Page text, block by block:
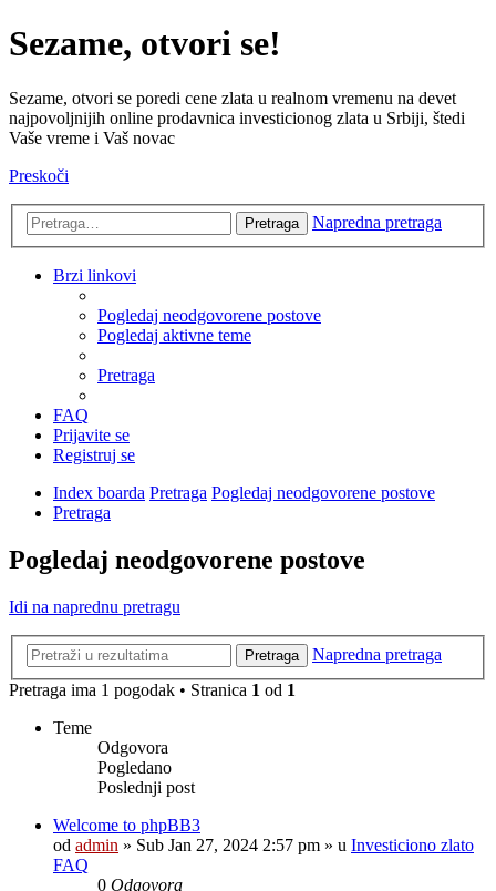
Sezame, otvori se!
Sezame, otvori se poredi cene zlata u realnom vremenu na devet
najpovoljnijih online prodavnica investicionog zlata u Srbiji, štedi
Vaše vreme i Vaš novac
Preskoči
Pretraga Napredna pretraga
Brzi linkovi
Pogledaj neodgovorene postove
Pogledaj aktivne teme
Pretraga
FAQ
Prijavite se
Registruj se
Index boarda Pretraga Pogledaj neodgovorene postove
Pretraga
Pogledaj neodgovorene postove
Idi na naprednu pretragu
Pretraga
Napredna pretraga
Pretraga ima 1 pogodak • Stranica 1 od 1
Teme
Odgovora
Pogledano
Poslednji post
Welcome to phpBB3
od admin » Sub Jan 27, 2024 2:57 pm » u Investiciono zlato
FAQ
0 Odgovora